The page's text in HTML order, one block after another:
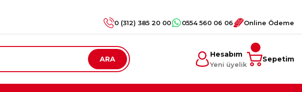
0 (312) 385 20 00 0554 560 06 06 Online Ödeme
ARA
Hesabım
Yeni üyelik
Sepetim